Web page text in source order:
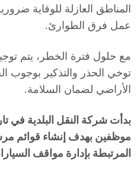
المناطق العازلة للوقاية
عمل فرق الطوارئ.
مع حلول فترة الخطر، يتم
توخي الحذر والتذكير بوجوب
الأراضي لضمان السلامة.
موظفين بهدف إنشاء قوائم
المرتبطة بإدارة مواقف